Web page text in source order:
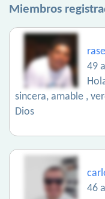
Miembros
49
sincera, amable ,
Dios
46